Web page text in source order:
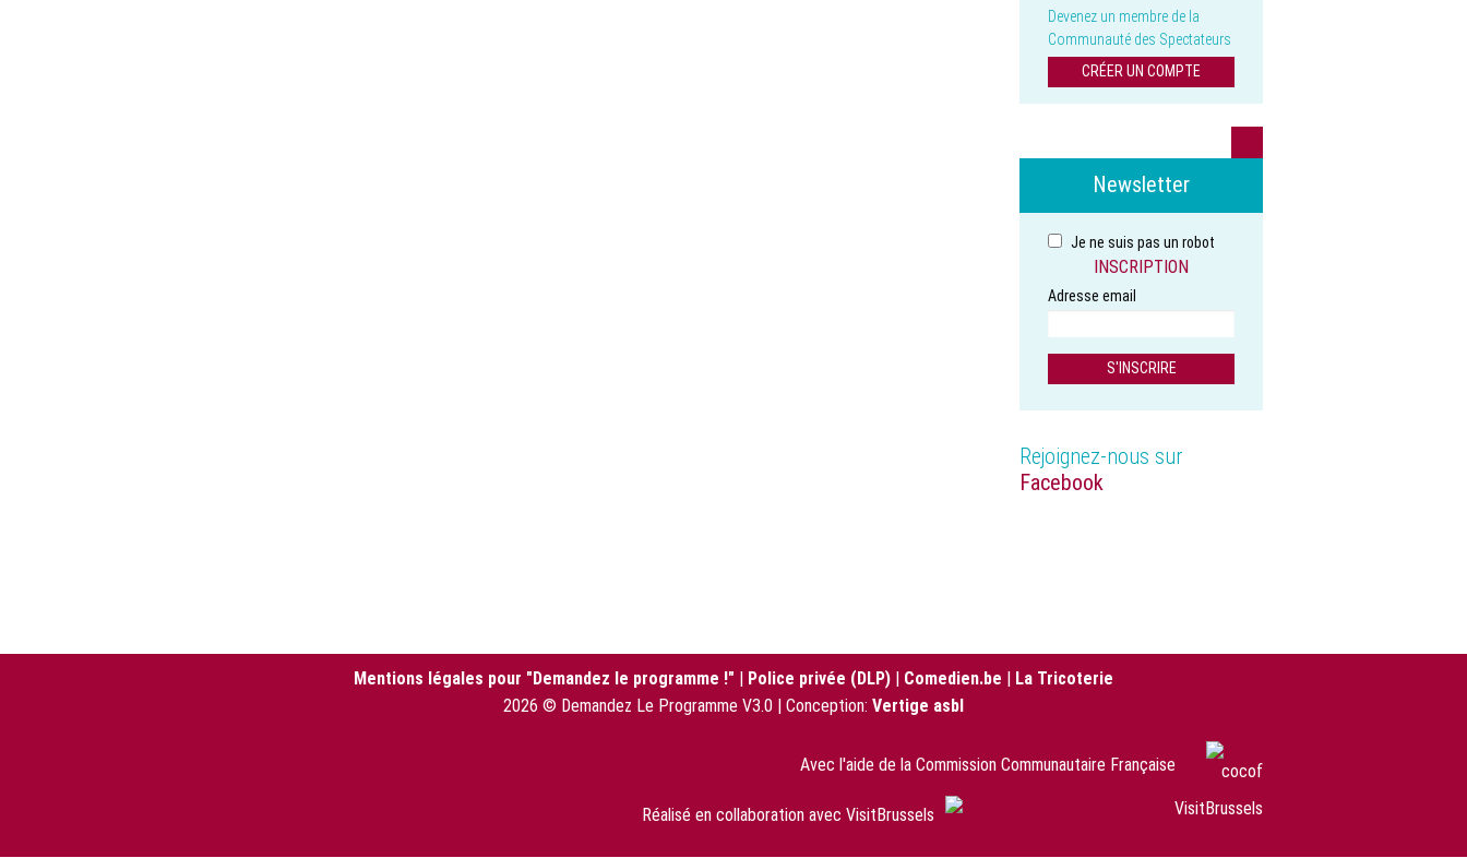
Devenez un membre de la
Communauté des Spectateurs
CRÉER UN COMPTE
Newsletter
Je ne suis pas un robot
INSCRIPTION
Adresse email
Rejoignez-nous sur
Facebook
Mentions légales pour "Demandez le programme !" | Police privée (DLP) | Comedien.be | La Tricoterie
2026 © Demandez Le Programme V3.0 | Conception: Vertige asbl
Avec l'aide de la Commission Communautaire Française
Réalisé en collaboration avec VisitBrussels